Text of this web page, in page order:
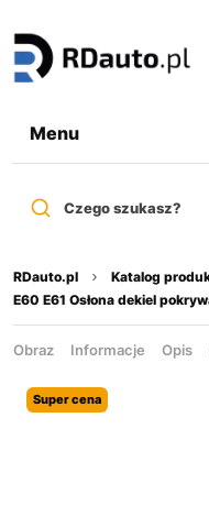
Menu
Czego szukasz?
RDauto.pl Katalog
E60 E61 Osłona dekiel
Obraz Informacje Opis
Super cena